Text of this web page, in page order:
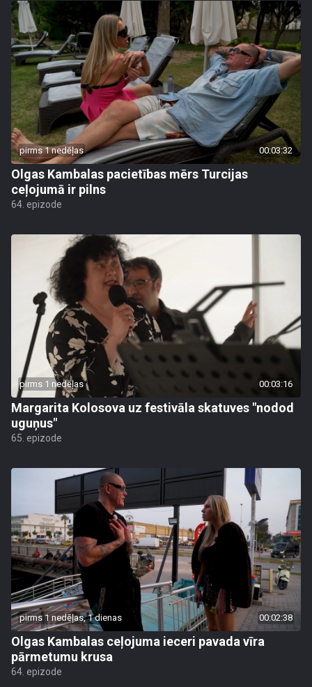
pirms 1 nedēļas 00:03:32
Olgas Kambalas pacietības mērs Turcijas
ceļojumā ir pilns
64. epizode
pirms 1 nedēļas 00:03:16
Margarita Kolosova uz festivāla skatuves "nodod
uguņus"
65. epizode
pirms 1 nedēļas, 1 dienas 00:02:38
Olgas Kambalas ceļojuma ieceri pavada vīra
pārmetumu krusa
64. epizode